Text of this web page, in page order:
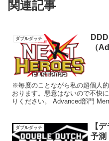
関連記事
ダブルダッチ
（
※毎度のことながら私の超個人
おります。悪意はないので不快
りください。 Advanced部門
ダブルダッチ
【
予測